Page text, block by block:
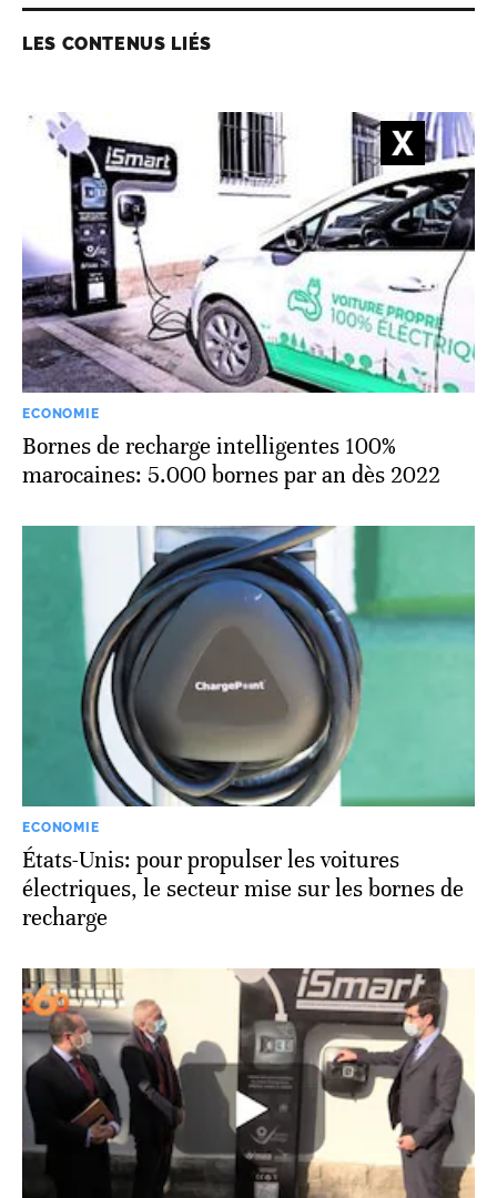
LES CONTENUS LIÉS
ECONOMIE
Bornes de recharge intelligentes 100%
marocaines: 5.000 bornes par an dès 2022
ECONOMIE
États-Unis: pour propulser les voitures
électriques, le secteur mise sur les bornes de
recharge